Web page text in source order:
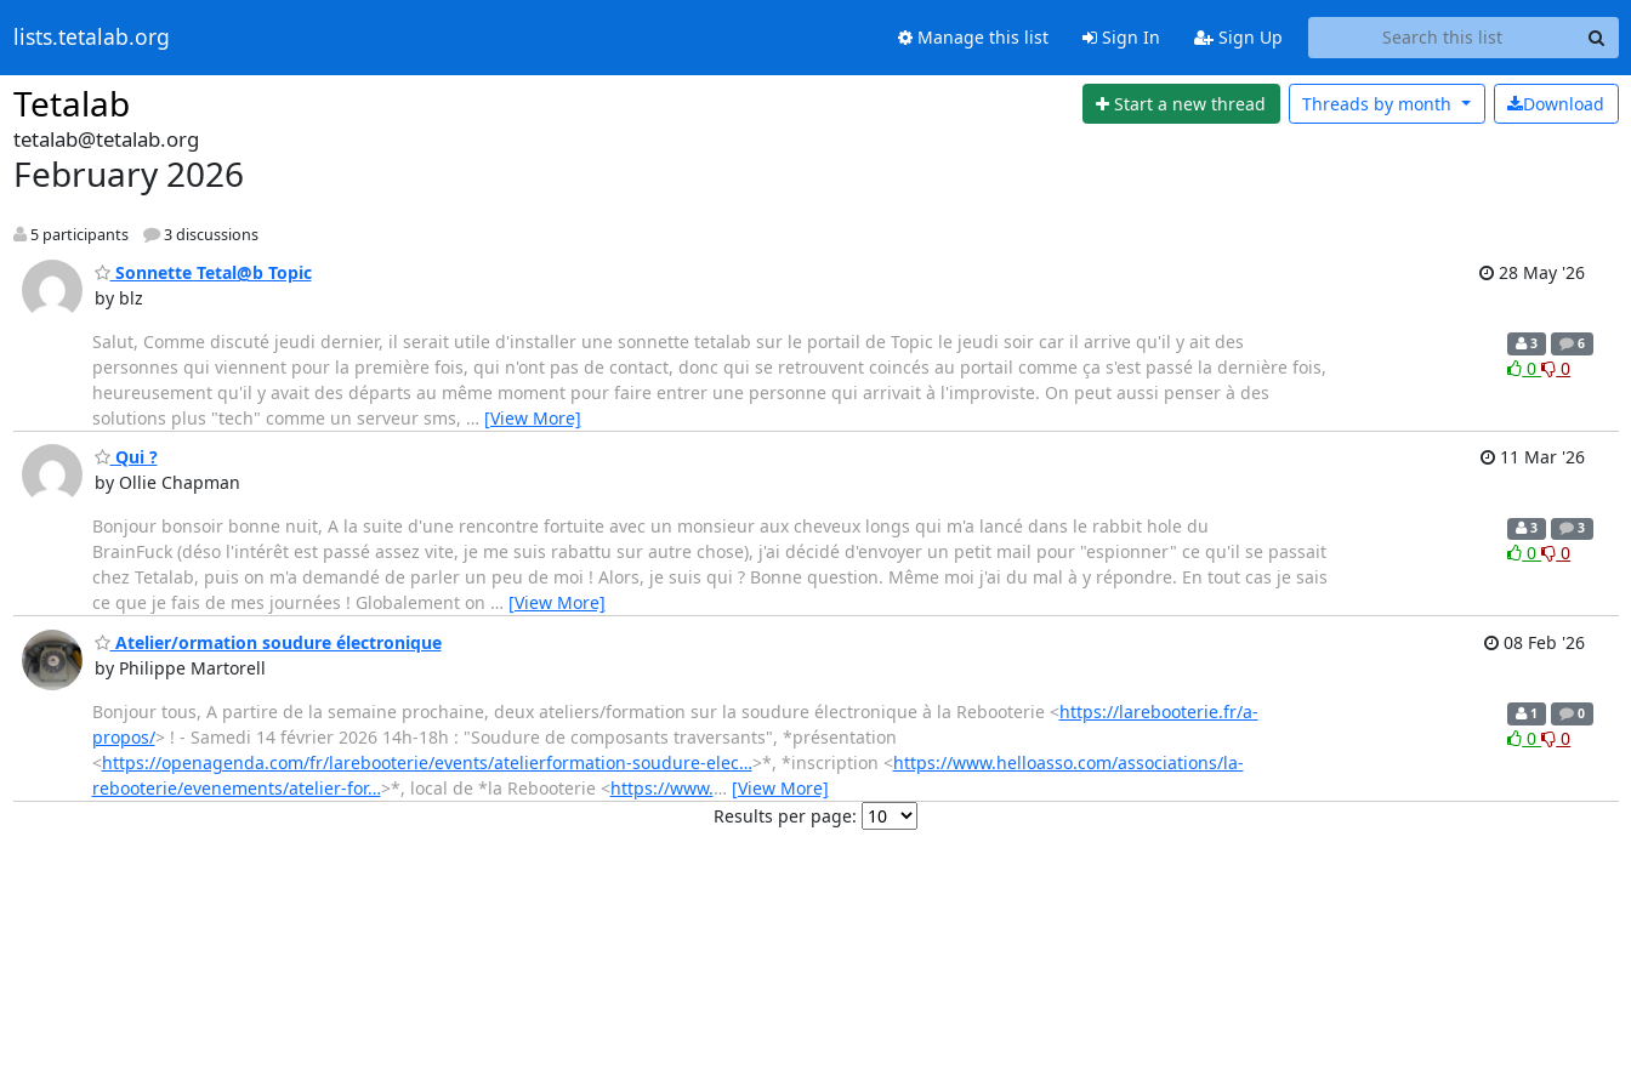
lists.tetalab.org Manage this list Sign In Sign Up
Tetalab Start a new thread Download
Threads by month
tetalab@tetalab.org
February 2026
5 participants 3 discussions
Sonnette Tetal@b Topic
by blz
28 May '26
Salut, Comme discuté jeudi dernier, il serait utile d'installer une sonnette tetalab sur le portail de Topic le jeudi soir car il arrive qu'il y ait des
personnes qui viennent pour la première fois, qui n'ont pas de contact, donc qui se retrouvent coincés au portail comme ça s'est passé la dernière fois,
heureusement qu'il y avait des départs au même moment pour faire entrer une personne qui arrivait à l'improviste. On peut aussi penser à des
solutions plus "tech" comme un serveur sms, … [View More]
3 6
0 0
Qui ?
by Ollie Chapman
11 Mar '26
Bonjour bonsoir bonne nuit, A la suite d'une rencontre fortuite avec un monsieur aux cheveux longs qui m'a lancé dans le rabbit hole du
BrainFuck (déso l'intérêt est passé assez vite, je me suis rabattu sur autre chose), j'ai décidé d'envoyer un petit mail pour "espionner" ce qu'il se passait
chez Tetalab, puis on m'a demandé de parler un peu de moi ! Alors, je suis qui ? Bonne question. Même moi j'ai du mal à y répondre. En tout cas je sais
ce que je fais de mes journées ! Globalement on … [View More]
3 3
0 0
Atelier/ormation soudure électronique
by Philippe Martorell
08 Feb '26
Bonjour tous, A partire de la semaine prochaine, deux ateliers/formation sur la soudure électronique à la Rebooterie <https://larebooterie.fr/a-
propos/> ! - Samedi 14 février 2026 14h-18h : "Soudure de composants traversants", *présentation
<https://openagenda.com/fr/larebooterie/events/atelierformation-soudure-elec…>*, *inscription <https://www.helloasso.com/associations/la-
rebooterie/evenements/atelier-for…>*, local de *la Rebooterie <https://www.… [View More]
1 0
0 0
Results per page: